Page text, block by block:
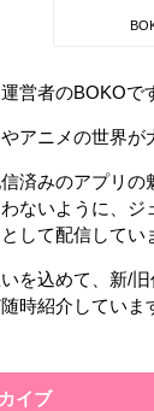
営者のBOKOで
アニメの世界が
済みのアプリの
ないように、ジ
して配信してい
を込めて、新/
時紹介していま
イブ